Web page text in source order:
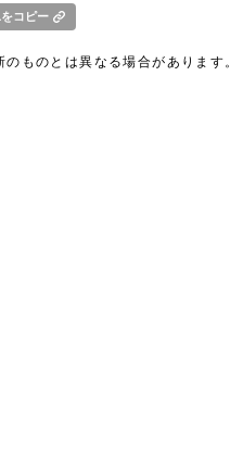
コピー
ものとは異なる場合があります